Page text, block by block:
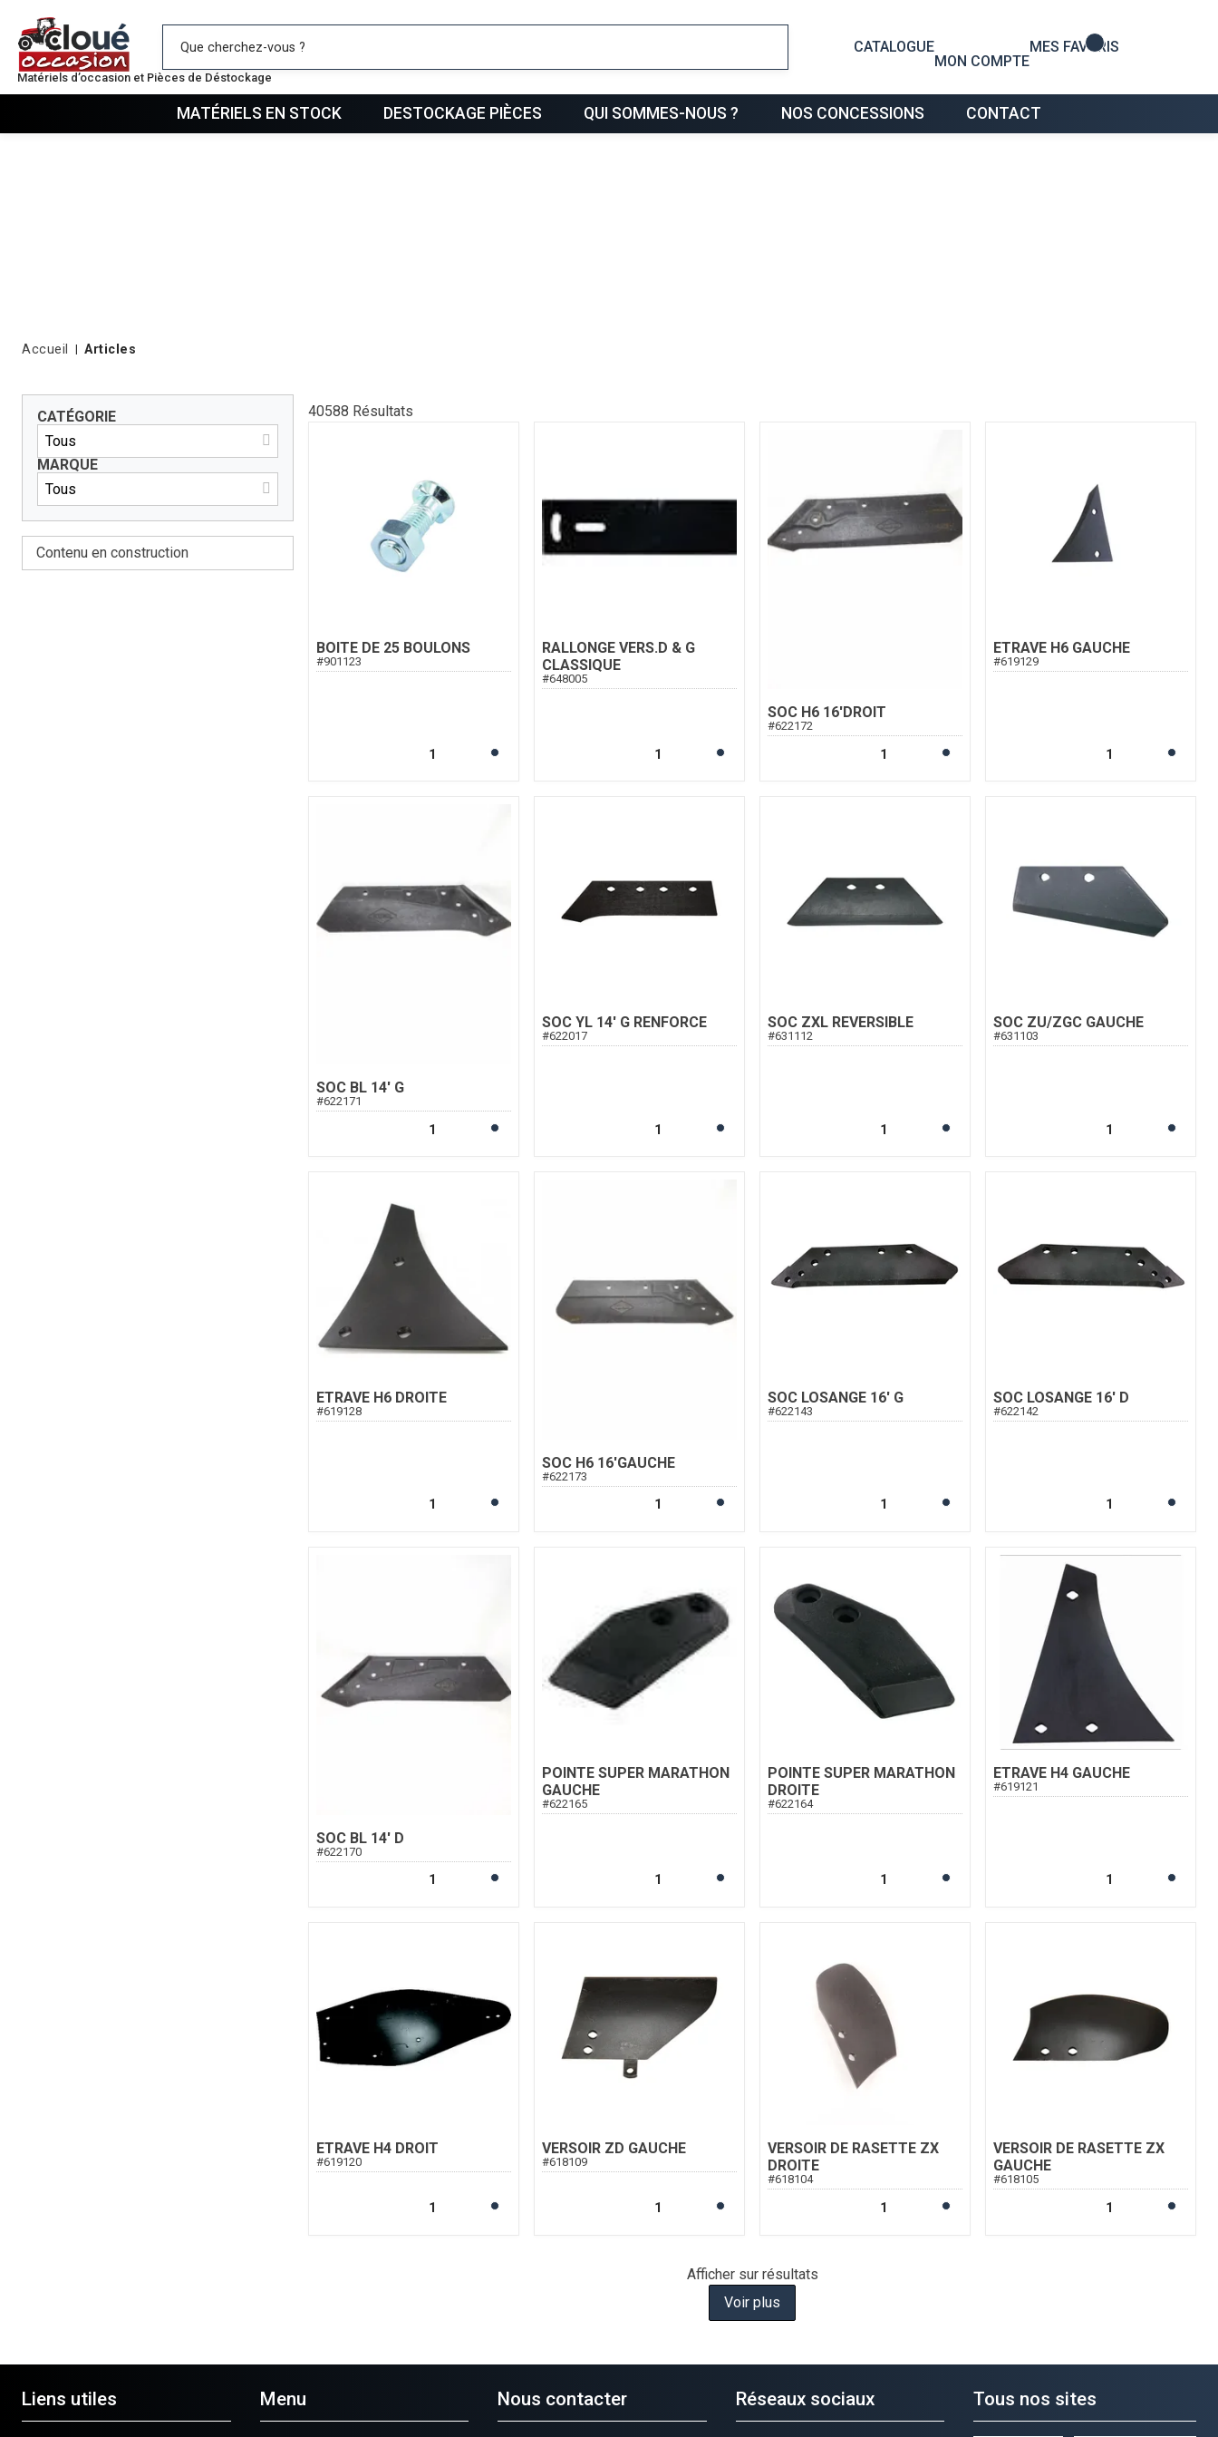
Matériels d’occasion et Pièces de Déstockage
CATALOGUE
MON COMPTE
MES FAVORIS
Mes favoris
MATÉRIELS EN STOCK DESTOCKAGE PIÈCES QUI SOMMES-NOUS ? NOS CONCESSIONS CONTACT
Accueil Articles
Contenu en construction
CATÉGORIE
MARQUE
40588 Résultats
BOITE DE 25 BOULONS
#901123
RALLONGE VERS.D & G
CLASSIQUE
#648005
SOC H6 16'DROIT
#622172
ETRAVE H6 GAUCHE
#619129
SOC BL 14' G
#622171
SOC YL 14' G RENFORCE
#622017
SOC ZXL REVERSIBLE
#631112
SOC ZU/ZGC GAUCHE
#631103
ETRAVE H6 DROITE
#619128
SOC H6 16'GAUCHE
#622173
SOC LOSANGE 16' G
#622143
SOC LOSANGE 16' D
#622142
SOC BL 14' D
#622170
POINTE SUPER MARATHON
GAUCHE
#622165
POINTE SUPER MARATHON
DROITE
#622164
ETRAVE H4 GAUCHE
#619121
ETRAVE H4 DROIT
#619120
VERSOIR ZD GAUCHE
#618109
VERSOIR DE RASETTE ZX
DROITE
#618104
VERSOIR DE RASETTE ZX
GAUCHE
#618105
Afficher sur résultats
Voir plus
Liens utiles Menu Nous contacter Réseaux sociaux Tous nos sites